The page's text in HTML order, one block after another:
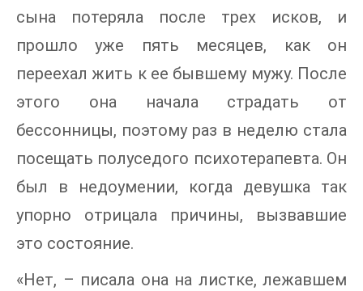
сына потеряла после трех исков, и
прошло уже пять месяцев, как он
переехал жить к ее бывшему мужу. После
этого она начала страдать от
бессонницы, поэтому раз в неделю стала
посещать полуседого психотерапевта. Он
был в недоумении, когда девушка так
упорно отрицала причины, вызвавшие
это состояние.
«Нет, – писала она на листке, лежавшем